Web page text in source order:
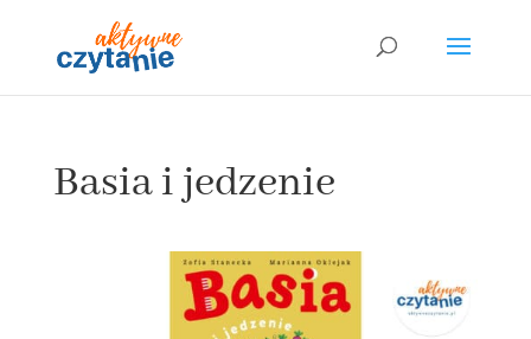
Basia i jedzenie